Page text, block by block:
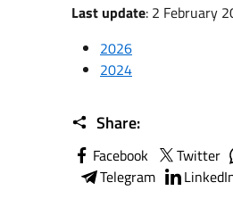
Last update: 2 February
2026
2024
Share:
Facebook Twitter
Telegram